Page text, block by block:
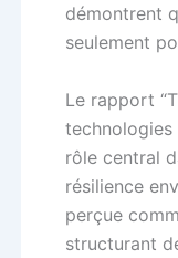
démontrent
seulement
Le rapport
rôle central
résilience
perçue
structurant